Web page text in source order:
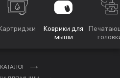
Коврики для
мыши
КАТАЛОГ